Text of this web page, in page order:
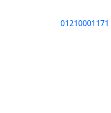
01210001171